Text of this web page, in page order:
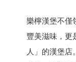
樂檸漢堡不僅
豐美滋味，更
人」的漢堡店